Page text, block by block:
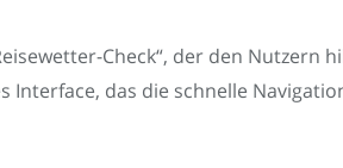
Check“, der den Nutzern
Interface, das die schnelle